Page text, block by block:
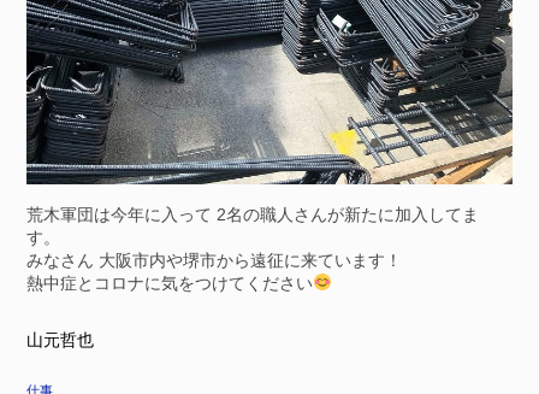
荒木軍団は今年に入って 2名の職人さんが新たに加入してま
す。
みなさん 大阪市内や堺市から遠征に来ています！
熱中症とコロナに気をつけてください
山元哲也
仕事